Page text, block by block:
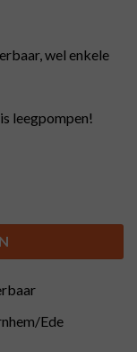
wel enkele
leegpompen!
Ede